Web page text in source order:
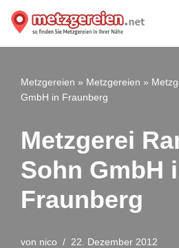
Zum
Metzgereien » Metzgereien »
GmbH in Fraunberg
Metzgerei
Sohn GmbH
Fraunberg
von nico 22. Dezember 2012